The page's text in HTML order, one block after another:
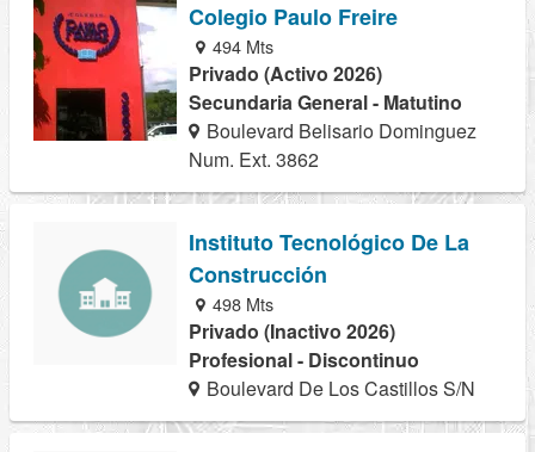
Colegio Paulo Freire
494 Mts
Privado (Activo 2026)
Secundaria General - Matutino
Boulevard Belisario Dominguez
Num. Ext. 3862
Instituto Tecnológico De La
Construcción
498 Mts
Privado (Inactivo 2026)
Profesional - Discontinuo
Boulevard De Los Castillos S/N